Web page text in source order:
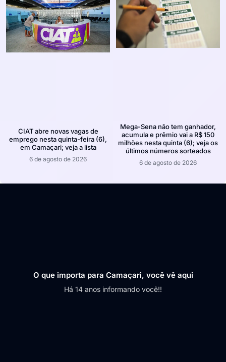
CIAT abre novas vagas de
emprego nesta quinta-feira (6),
em Camaçari; veja a lista
6 de agosto de 2026
Mega-Sena não tem ganhador,
acumula e prêmio vai a R$ 150
milhões nesta quinta (6); veja os
últimos números sorteados
6 de agosto de 2026
O que importa para Camaçari, você vê aqui
Há 14 anos informando você!!